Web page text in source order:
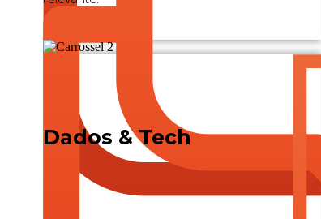
Dados & Tech